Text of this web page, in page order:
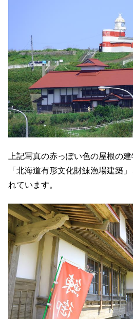
上記写真の赤っぽい色の屋根の
「北海道有形文化財鰊漁場建築
れています。